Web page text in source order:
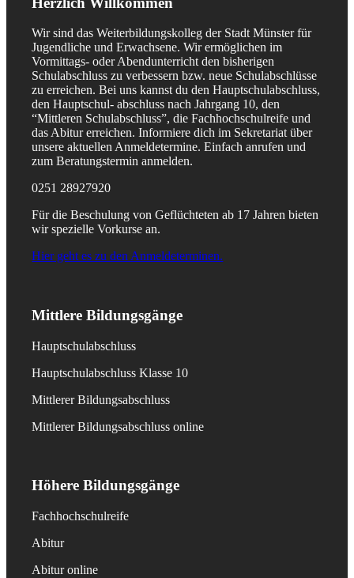
Wir sind das Weiterbildungskolleg der Stadt Münster für
Jugendliche und Erwachsene. Wir ermöglichen im
Vormittags- oder Abendunterricht den bisherigen
Schulabschluss zu verbessern bzw. neue Schulabschlüsse
zu erreichen. Bei uns kannst du den Hauptschulabschluss,
den Hauptschul- abschluss nach Jahrgang 10, den
“Mittleren Schulabschluss”, die Fachhochschulreife und
das Abitur erreichen. Informiere dich im Sekretariat über
unsere aktuellen Anmeldetermine. Einfach anrufen und
zum Beratungstermin anmelden.
0251 28927920
Für die Beschulung von Geflüchteten ab 17 Jahren bieten
wir spezielle Vorkurse an.
Hier geht es zu den Anmeldeterminen.
Mittlere Bildungsgänge
Hauptschulabschluss
Hauptschulabschluss Klasse 10
Mittlerer Bildungsabschluss
Mittlerer Bildungsabschluss online
Höhere Bildungsgänge
Fachhochschulreife
Abitur
Abitur online